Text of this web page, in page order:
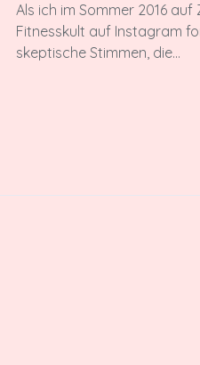
Als ich im Sommer 2016 auf
Fitnesskult auf Instagram formuliert habe, gab es einige
skeptische Stimmen, die...